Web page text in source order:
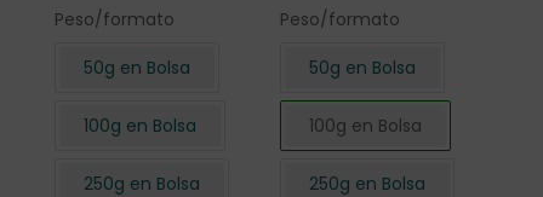
Peso/formato
50g en Bolsa
100g en Bolsa
250g en Bolsa
Peso/formato
50g en Bolsa
100g en Bolsa
250g en Bolsa